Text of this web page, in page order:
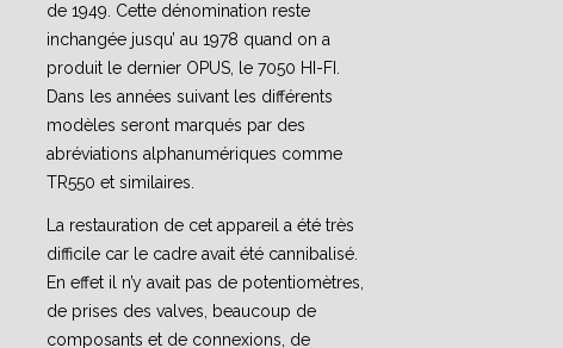
de 1949. Cette dénomination reste
inchangée jusqu’ au 1978 quand on a
produit le dernier OPUS, le 7050 HI-FI.
Dans les années suivant les différents
modèles seront marqués par des
abréviations alphanumériques comme
TR550 et similaires.
La restauration de cet appareil a été très
difficile car le cadre avait été cannibalisé.
En effet il n’y avait pas de potentiomètres,
de prises des valves, beaucoup de
composants et de connexions, de